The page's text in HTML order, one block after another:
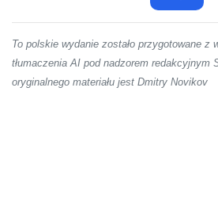
To polskie wydanie zostało przygotowane z
tłumaczenia AI pod nadzorem redakcyjnym
oryginalnego materiału jest Dmitry Novikov